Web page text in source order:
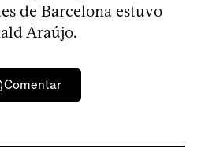
de Barcelona estuvo
Araújo.
Comentar